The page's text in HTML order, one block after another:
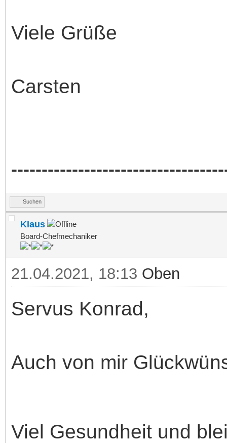
Viele Grüße
Carsten
Suchen
Klaus
Board-Chefmechaniker
21.04.2021, 18:13 Oben
Servus Konrad,
Auch von mir
Viel Gesundheit und